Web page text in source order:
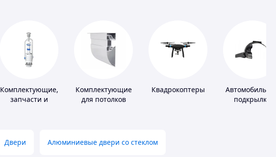
Комплектующие,
запчасти и
Комплектующие
для потолков
Квадрокоптеры
подкрылки
Двери Алюминиевые двери со стеклом